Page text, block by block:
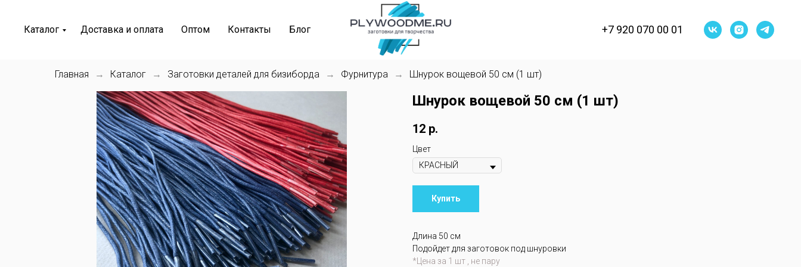
Каталог Доставка и оплата Оптом Контакты Блог +7 920 070 00 01
Главная → Каталог → Заготовки деталей для бизиборда → Фурнитура → Шнурок вощевой 50 см (1 шт)
Шнурок вощевой 50 см (1 шт)
12 р.
Цвет
Купить
Длина 50 см
Подойдет для заготовок под шнуровки
*Цена за 1 шт , не пару